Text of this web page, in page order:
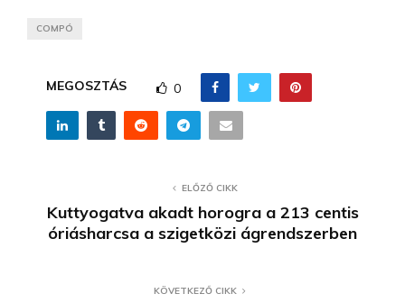
COMPÓ
MEGOSZTÁS 0
ELŐZŐ CIKK
Kuttyogatva akadt horogra a 213 centis
óriásharcsa a szigetközi ágrendszerben
KÖVETKEZŐ CIKK